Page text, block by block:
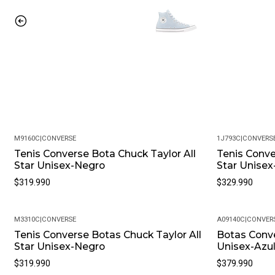
M9160C|CONVERSE
Tenis Converse Bota Chuck Taylor All
Star Unisex-Negro
$319.990
1J793C|
Tenis
Star
$329.990
M3310C|CONVERSE
Tenis Converse Botas Chuck Taylor All
Star Unisex-Negro
$319.990
A09140C|
Botas
Unisex-
$379.990